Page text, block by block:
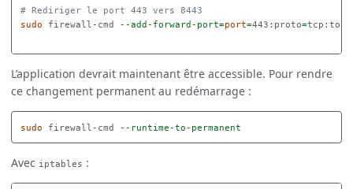
# Rediriger le port 443 vers 8443
sudo
firewall-cmd --add-forward-port=port=443:proto=
L’application devrait maintenant être accessible. Pour rendre
ce changement permanent au redémarrage :
sudo firewall-cmd --runtime-to-permanent
Avec iptables :